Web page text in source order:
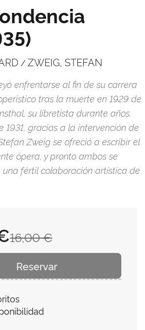
/ ZWEIG, STEFAN
enfrentarse al fin de su carrera
tras la muerte en 1929 de
su libretista durante años.
1931, gracias a la intervención de
Zweig se ofreció a escribir el
ópera, y pronto ambos se
una fértil colaboración artística de
16,00 €
Reservar